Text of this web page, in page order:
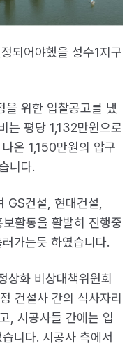
되어야했을 성수1지구
을 위한 입찰공고를 냈
는 평당 1,132만원으로
온 1,150만원의 압구
니다.
GS건설, 현대건설,
활동을 활발히 진행중
가는듯 하였습니다.
상화 비상대책위원회
건설사 간의 식사자리
, 시공사들 간에는 입
니다. 시공사 측에서